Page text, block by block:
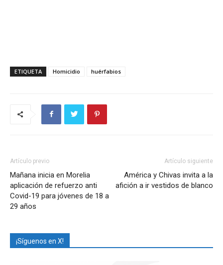
ETIQUETA Homicidio huérfabios
Artículo previo
Mañana inicia en Morelia
aplicación de refuerzo anti
Covid-19 para jóvenes de 18 a
29 años
Artículo siguiente
América y Chivas invita a la
afición a ir vestidos de blanco
¡Síguenos en X!